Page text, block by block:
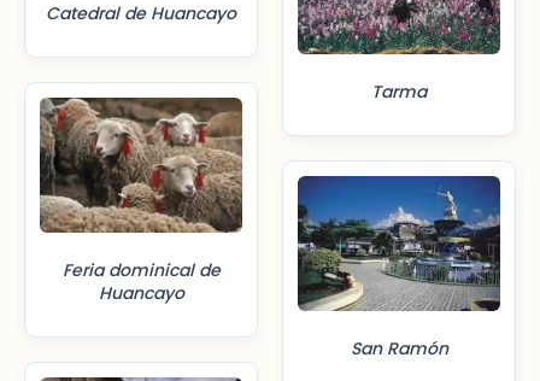
Catedral de Huancayo
Feria dominical de
Huancayo
Tarma
San Ramón